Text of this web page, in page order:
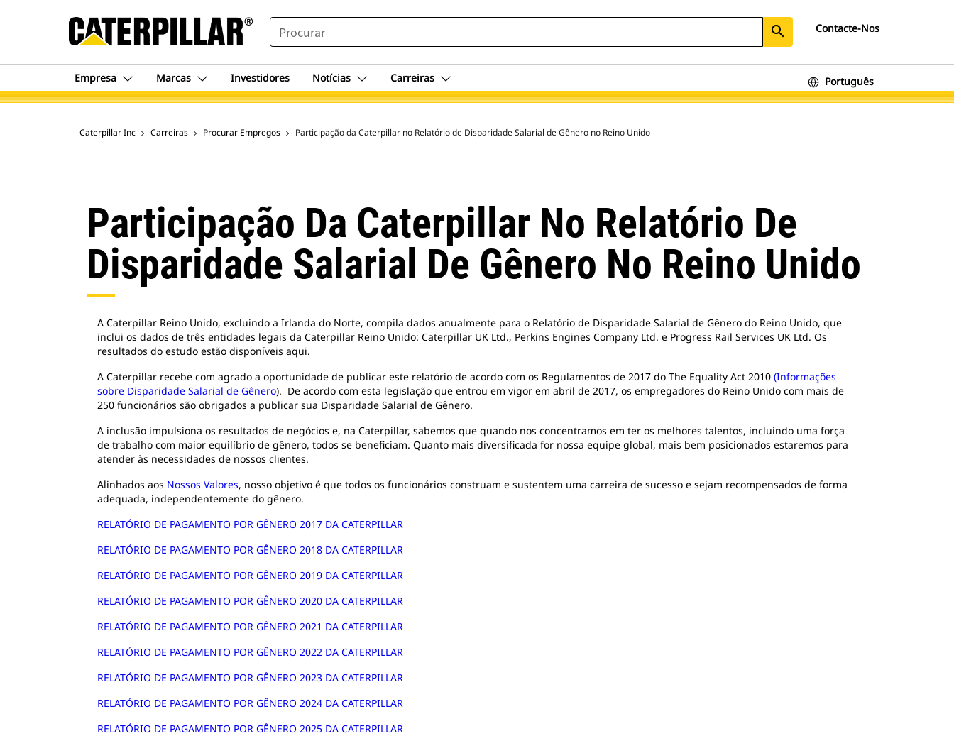
SEARCH search Contacte-Nos
Empresa Marcas Investidores Notícias Carreiras Português
Caterpillar Inc Carreiras Procurar Empregos Participação da Caterpillar no Relatório de Disparidade Salarial de Gênero no Reino Unido
Participação Da Caterpillar No Relatório De
Disparidade Salarial De Gênero No Reino Unido
A Caterpillar Reino Unido, excluindo a Irlanda do Norte, compila dados anualmente para o Relatório de Disparidade Salarial de Gênero do Reino Unido, que
inclui os dados de três entidades legais da Caterpillar Reino Unido: Caterpillar UK Ltd., Perkins Engines Company Ltd. e Progress Rail Services UK Ltd. Os
resultados do estudo estão disponíveis aqui.
A Caterpillar recebe com agrado a oportunidade de publicar este relatório de acordo com os Regulamentos de 2017 do The Equality Act 2010 (Informações
sobre Disparidade Salarial de Gênero). De acordo com esta legislação que entrou em vigor em abril de 2017, os empregadores do Reino Unido com mais de
250 funcionários são obrigados a publicar sua Disparidade Salarial de Gênero.
A inclusão impulsiona os resultados de negócios e, na Caterpillar, sabemos que quando nos concentramos em ter os melhores talentos, incluindo uma força
de trabalho com maior equilíbrio de gênero, todos se beneficiam. Quanto mais diversificada for nossa equipe global, mais bem posicionados estaremos para
atender às necessidades de nossos clientes.
Alinhados aos Nossos Valores, nosso objetivo é que todos os funcionários construam e sustentem uma carreira de sucesso e sejam recompensados de forma
adequada, independentemente do gênero.
RELATÓRIO DE PAGAMENTO POR GÊNERO 2017 DA CATERPILLAR
RELATÓRIO DE PAGAMENTO POR GÊNERO 2018 DA CATERPILLAR
RELATÓRIO DE PAGAMENTO POR GÊNERO 2019 DA CATERPILLAR
RELATÓRIO DE PAGAMENTO POR GÊNERO 2020 DA CATERPILLAR
RELATÓRIO DE PAGAMENTO POR GÊNERO 2021 DA CATERPILLAR
RELATÓRIO DE PAGAMENTO POR GÊNERO 2022 DA CATERPILLAR
RELATÓRIO DE PAGAMENTO POR GÊNERO 2023 DA CATERPILLAR
RELATÓRIO DE PAGAMENTO POR GÊNERO 2024 DA CATERPILLAR
RELATÓRIO DE PAGAMENTO POR GÊNERO 2025 DA CATERPILLAR